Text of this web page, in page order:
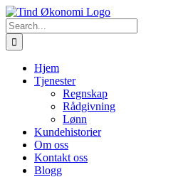
Skip
to
content
Search
for:
Hjem
Tjenester
Regnskap
Rådgivning
Lønn
Kundehistorier
Om oss
Kontakt oss
Blogg